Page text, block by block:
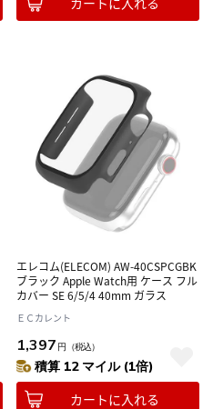
エレコム(ELECOM) AW-40CSPCGBK
ブラック Apple Watch用 ケース フル
カバー SE 6/5/4 40mm ガラス
ＥＣカレント
1,397 円 （税込）
積算 12 マイル (1倍)
カートに入れる